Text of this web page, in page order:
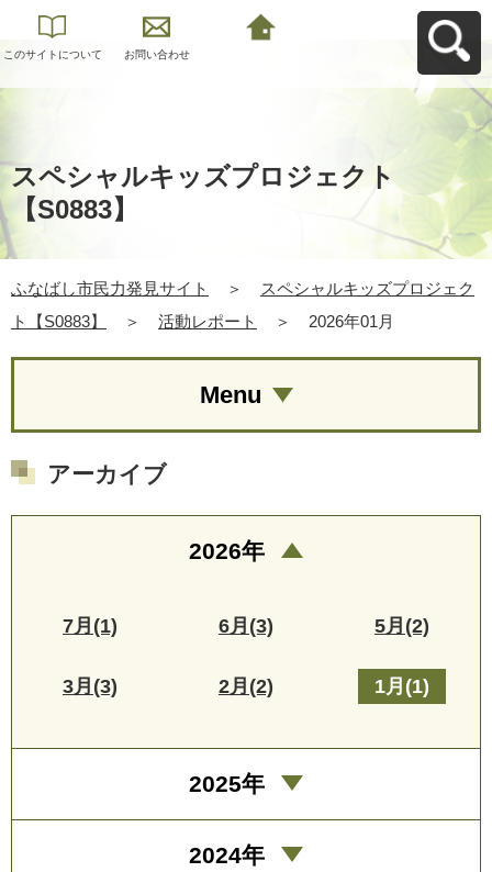
このサイトについて お問い合わせ
スペシャルキッズプロジェクト
【S0883】
ふなばし市民力発見サイト ＞
スペシャルキッズプロジェク
ト【S0883】
＞ 活動レポート ＞ 2026年01月
Menu
アーカイブ
2026年
7月(1) 6月(3) 5月(2)
3月(3) 2月(2) 1月(1)
2025年
2024年